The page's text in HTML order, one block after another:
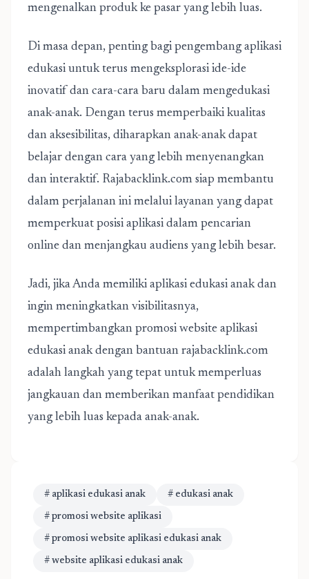
mengenalkan produk ke pasar yang lebih luas.
Di masa depan, penting bagi pengembang aplikasi
edukasi untuk terus mengeksplorasi ide-ide
inovatif dan cara-cara baru dalam mengedukasi
anak-anak. Dengan terus memperbaiki kualitas
dan aksesibilitas, diharapkan anak-anak dapat
belajar dengan cara yang lebih menyenangkan
dan interaktif. Rajabacklink.com siap membantu
dalam perjalanan ini melalui layanan yang dapat
memperkuat posisi aplikasi dalam pencarian
online dan menjangkau audiens yang lebih besar.
Jadi, jika Anda memiliki aplikasi edukasi anak dan
ingin meningkatkan visibilitasnya,
mempertimbangkan promosi website aplikasi
edukasi anak dengan bantuan rajabacklink.com
adalah langkah yang tepat untuk memperluas
jangkauan dan memberikan manfaat pendidikan
yang lebih luas kepada anak-anak.
# aplikasi edukasi anak # edukasi anak
# promosi website aplikasi
# promosi website aplikasi edukasi anak
# website aplikasi edukasi anak